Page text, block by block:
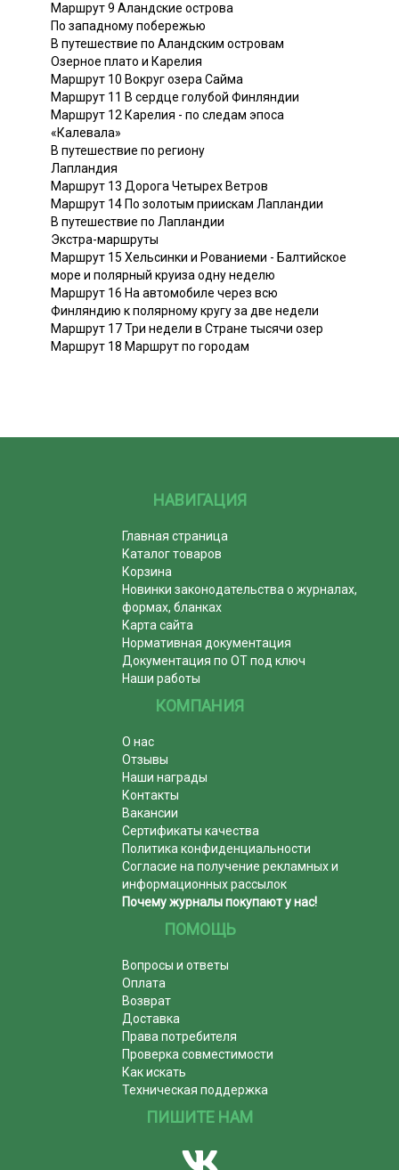
Маршрут 9 Аландские острова
По западному побережью
В путешествие по Аландским островам
Озерное плато и Карелия
Маршрут 10 Вокруг озера Сайма
Маршрут 11 В сердце голубой Финляндии
Маршрут 12 Карелия - по следам эпоса
«Калевала»
В путешествие по региону
Лапландия
Маршрут 13 Дорога Четырех Ветров
Маршрут 14 По золотым приискам Лапландии
В путешествие по Лапландии
Экстра-маршруты
Маршрут 15 Хельсинки и Рованиеми - Балтийское
море и полярный круиза одну неделю
Маршрут 16 На автомобиле через всю
Финляндию к полярному кругу за две недели
Маршрут 17 Три недели в Стране тысячи озер
Маршрут 18 Маршрут по городам
НАВИГАЦИЯ
Главная страница
Каталог товаров
Корзина
Новинки законодательства о журналах,
формах, бланках
Карта сайта
Нормативная документация
Документация по ОТ под ключ
Наши работы
КОМПАНИЯ
О нас
Отзывы
Наши награды
Контакты
Вакансии
Сертификаты качества
Политика конфиденциальности
Согласие на получение рекламных и
информационных рассылок
Почему журналы покупают у нас!
ПОМОЩЬ
Вопросы и ответы
Оплата
Возврат
Доставка
Права потребителя
Проверка совместимости
Как искать
Техническая поддержка
ПИШИТЕ НАМ